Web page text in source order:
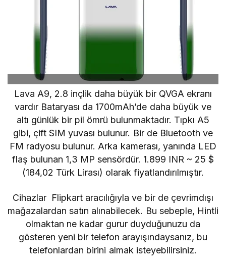
Lava A9, 2.8 inçlik daha büyük bir QVGA ekranı
vardır Bataryası da 1700mAh’de daha büyük ve
altı günlük bir pil ömrü bulunmaktadır. Tıpkı A5
gibi, çift SIM yuvası bulunur. Bir de Bluetooth ve
FM radyosu bulunur. Arka kamerası, yanında LED
flaş bulunan 1,3 MP sensördür. 1.899 INR ~ 25 $
(184,02 Türk Lirası) olarak fiyatlandırılmıştır.
Cihazlar Flipkart aracılığıyla ve bir de çevrimdışı
mağazalardan satın alınabilecek. Bu sebeple, Hintli
olmaktan ne kadar gurur duyduğunuzu da
gösteren yeni bir telefon arayışındaysanız, bu
telefonlardan birini almak isteyebilirsiniz.